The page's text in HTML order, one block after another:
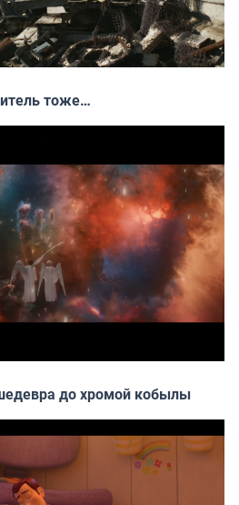
тоже…
до хромой кобылы